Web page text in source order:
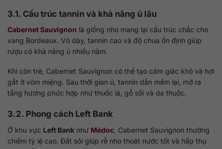
3.1. Cấu trúc tannin và khả năng ủ lâu
Cabernet Sauvignon là giống nho mang lại cấu trúc chắc cho
vang Bordeaux. Vỏ dày, tannin cao và độ chua ổn định giúp
rượu có khả năng ủ nhiều năm.
Khi còn trẻ, Cabernet Sauvignon có thể tạo cảm giác khô và hơi
gắt ở vòm miệng. Sau thời gian ủ, tannin dần mềm lại, mở ra
tầng hương phức hợp như thuốc lá, gỗ sồi và da thuộc.
3.2. Phong cách Left Bank
Ở khu vực Left Bank như Médoc , Cabernet Sauvignon thường
chiếm tỷ lệ cao. Đất sỏi giúp rễ nho thoát nước tốt và hấp thụ